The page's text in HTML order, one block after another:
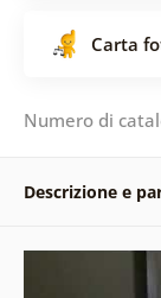
Carta
Numero di
Descrizione e